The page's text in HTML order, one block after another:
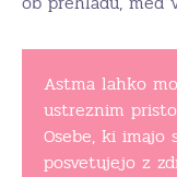
Astma lahko
ustreznim
Osebe, ki imajo
posvetujejo z